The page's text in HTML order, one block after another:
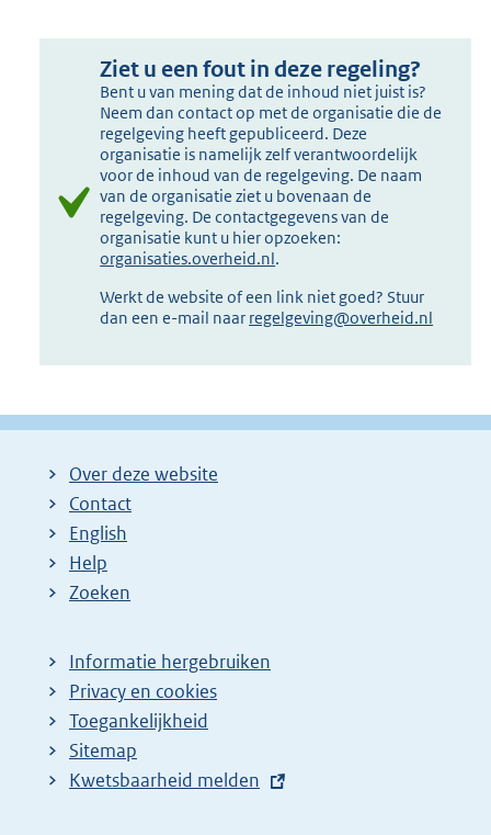
Ziet u een fout in deze regeling?
Bent u van mening dat de inhoud niet juist is?
Neem dan contact op met de organisatie die de
regelgeving heeft gepubliceerd. Deze
organisatie is namelijk zelf verantwoordelijk
voor de inhoud van de regelgeving. De naam
van de organisatie ziet u bovenaan de
regelgeving. De contactgegevens van de
organisatie kunt u hier opzoeken:
organisaties.overheid.nl.
Werkt de website of een link niet goed? Stuur
dan een e-mail naar regelgeving@overheid.nl
Over deze website
Contact
English
Help
Zoeken
Informatie hergebruiken
Privacy en cookies
Toegankelijkheid
Sitemap
E
Kwetsbaarheid melden